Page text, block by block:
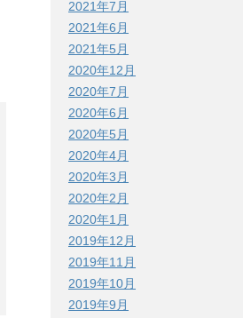
2021年7月
2021年6月
2021年5月
2020年12月
2020年7月
2020年6月
2020年5月
2020年4月
2020年3月
2020年2月
2020年1月
2019年12月
2019年11月
2019年10月
2019年9月